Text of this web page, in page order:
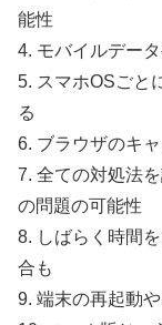
能性
4. モバイルデー
5. スマホOSごと
る
6. ブラウザのキ
7. 全ての対処法
の問題の可能性
8. しばらく時間
合も
9. 端末の再起動